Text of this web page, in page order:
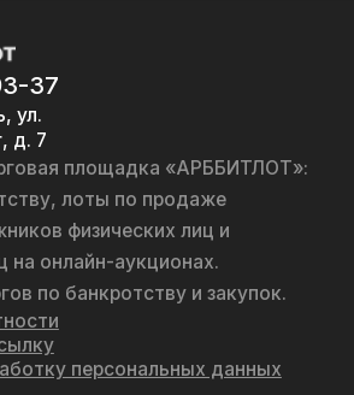
37
ул.
д. 7
площадка «АРББИТЛОТ»:
лоты по продаже
физических лиц и
на онлайн-аукционах.
по банкротству и закупок.
персональных данных